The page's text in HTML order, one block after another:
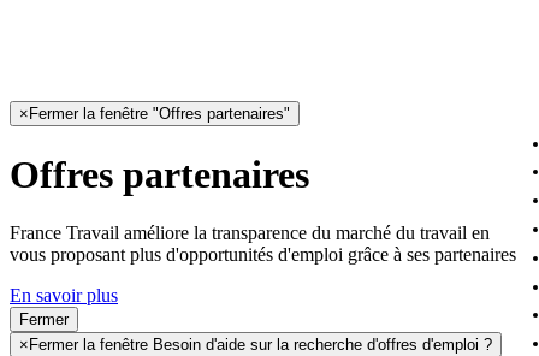
× Fermer la fenêtre "Offres partenaires"
Offres partenaires
France Travail améliore la transparence du marché du travail en
vous proposant plus d'opportunités d'emploi grâce à ses partenaires
En savoir plus
Fermer
× Fermer la fenêtre Besoin d'aide sur la recherche d'offres d'emploi ?